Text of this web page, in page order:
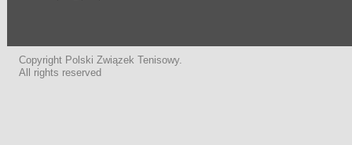
Copyright Polski Związek Tenisowy.
All rights reserved